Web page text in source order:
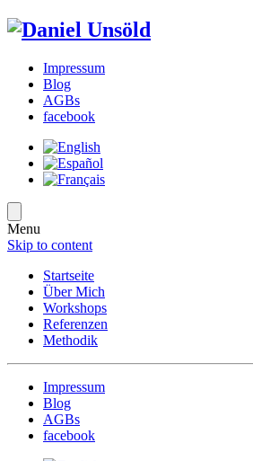
Impressum
Blog
AGBs
facebook
Menu
Skip to content
Startseite
Über Mich
Workshops
Referenzen
Methodik
Impressum
Blog
AGBs
facebook